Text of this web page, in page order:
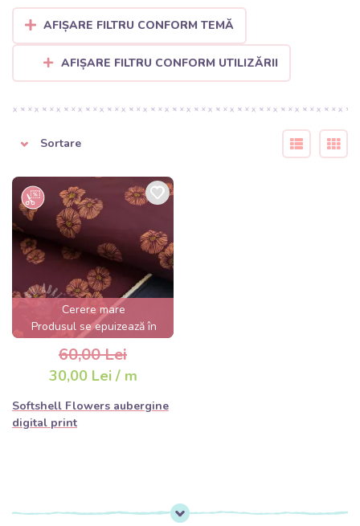
AFIȘARE FILTRU CONFORM TEMĂ
AFIȘARE FILTRU CONFORM UTILIZĂRII
Sortare
Cerere mare
Produsul se epuizează în
câteva ore
60,00 Lei
30,00 Lei / m
Softshell Flowers aubergine
digital print